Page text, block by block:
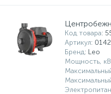
Код товара:
Артикул:
Бренд: Leo
Мощность,